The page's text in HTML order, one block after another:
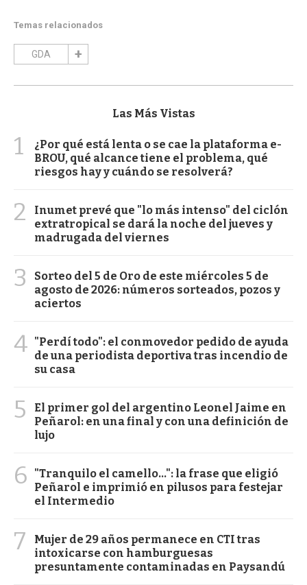
Temas relacionados
GDA
Las Más Vistas
1
¿Por qué está lenta o se cae la plataforma e-
BROU, qué alcance tiene el problema, qué
riesgos hay y cuándo se resolverá?
2
Inumet prevé que "lo más intenso" del ciclón
extratropical se dará la noche del jueves y
madrugada del viernes
3
Sorteo del 5 de Oro de este miércoles 5 de
agosto de 2026: números sorteados, pozos y
aciertos
4 "Perdí todo": el conmovedor pedido de ayuda
de una periodista deportiva tras incendio de
su casa
5
El primer gol del argentino Leonel Jaime en
Peñarol: en una final y con una definición de
lujo
6
"Tranquilo el camello...": la frase que eligió
Peñarol e imprimió en pilusos para festejar
el Intermedio
7
Mujer de 29 años permanece en CTI tras
intoxicarse con hamburguesas
presuntamente contaminadas en Paysandú